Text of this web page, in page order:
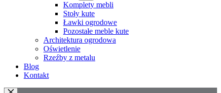
Komplety mebli
Stoły kute
Ławki ogrodowe
Pozostałe meble kute
Architektura ogrodowa
Oświetlenie
Rzeźby z metalu
Blog
Kontakt